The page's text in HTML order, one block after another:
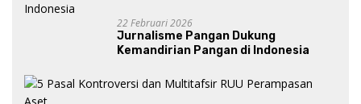
22 Februari 2026
Jurnalisme Pangan Dukung
Kemandirian Pangan di Indonesia